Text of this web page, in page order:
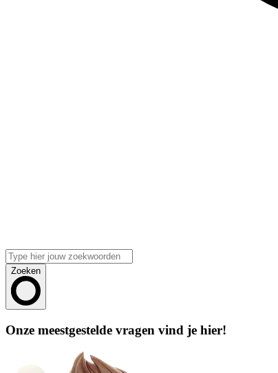
Zoeken
Onze meestgestelde vragen vind je hier!